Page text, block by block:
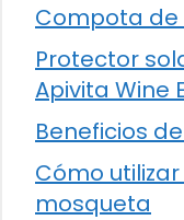
Compota
Protector
Apivita Wine
Beneficios
Cómo
mosqueta